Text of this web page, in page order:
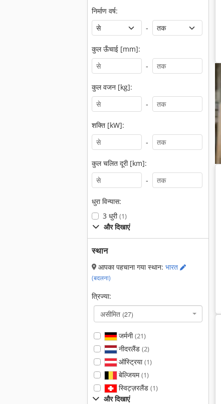
निर्माण वर्ष:
-
कुल ऊँचाई [mm]:
-
कुल वजन [kg]:
-
शक्ति [kW]:
-
कुल चलित दूरी [km]:
-
धुरा विन्यास:
3 धुरी(1)
और दिखाएं
स्थान
आपका पहचाना गया स्थान: भारत
(बदलना)
त्रिज्या:
असीमित (27)
जर्मनी(21)
नीदरलैंड (2)
ऑस्ट्रिया(1)
बेल्जियम(1)
स्विट्ज़रलैंड (1)
और दिखाएं